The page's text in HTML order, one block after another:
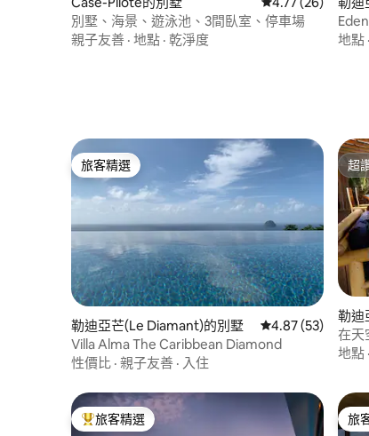
別墅、海景、遊泳池、3間臥室、停車場
親子友善 · 地點 · 乾淨度
地點 ·
旅客精選
旅客精選
勒迪亞芒(Le Diamant)的別墅 從 53 則評價中獲
4.87 (53)
Villa Alma The Caribbean Diamond
性價比 · 親子友善 · 入住
超
超
勒迪
在天
100
地點 ·
旅客精選榜首
旅客精選 旅
旅